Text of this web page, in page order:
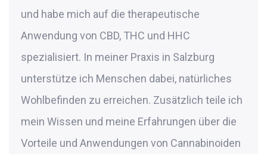
und habe mich auf die therapeutische
Anwendung von CBD, THC und HHC
spezialisiert. In meiner Praxis in Salzburg
unterstütze ich Menschen dabei, natürliches
Wohlbefinden zu erreichen. Zusätzlich teile ich
mein Wissen und meine Erfahrungen über die
Vorteile und Anwendungen von Cannabinoiden